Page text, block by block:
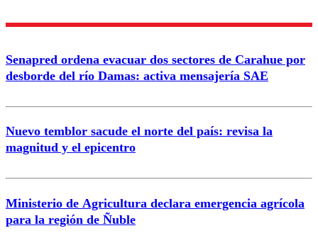
Correo
Senapred ordena evacuar dos sectores de Carahue por
desborde del río Damas: activa mensajería SAE
Nuevo temblor sacude el norte del país: revisa la
magnitud y el epicentro
Ministerio de Agricultura declara emergencia agrícola
para la región de Ñuble